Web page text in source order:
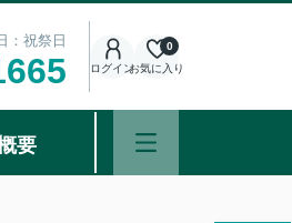
：祝祭日
ログインお気に入り
0
要